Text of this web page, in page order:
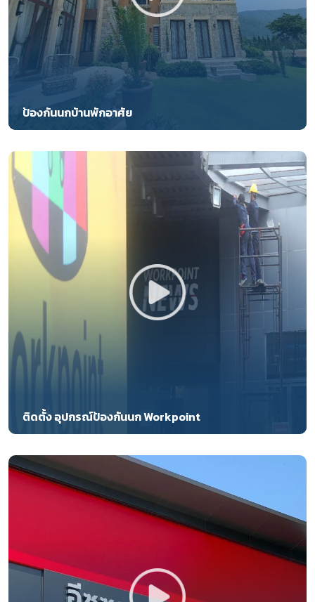
ป้องกันนกบ้านพักอาศัย
ติดตั้ง อุปกรณ์ป้องกันนก Workpoint